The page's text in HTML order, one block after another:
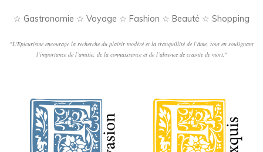
☆ Gastronomie ☆ Voyage ☆ Fashion ☆ Beauté ☆ Shopping
"L'Epicurisme encourage la recherche du plaisir modéré et la tranquillité de l’âme, tout en soulignant
l’importance de l’amitié, de la connaissance et de l’absence de crainte de mort."